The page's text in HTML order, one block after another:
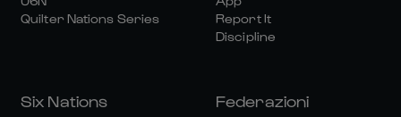
Quilter Nations Series
Report It
Discipline
Six Nations Federazioni